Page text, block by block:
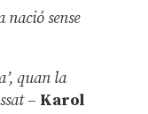
nació sense
quan la
– Karol